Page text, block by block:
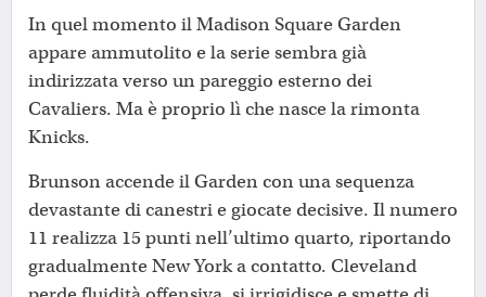
In quel momento il Madison Square Garden
appare ammutolito e la serie sembra già
indirizzata verso un pareggio esterno dei
Cavaliers. Ma è proprio lì che nasce la rimonta
Knicks.
Brunson accende il Garden con una sequenza
devastante di canestri e giocate decisive. Il numero
11 realizza 15 punti nell’ultimo quarto, riportando
gradualmente New York a contatto. Cleveland